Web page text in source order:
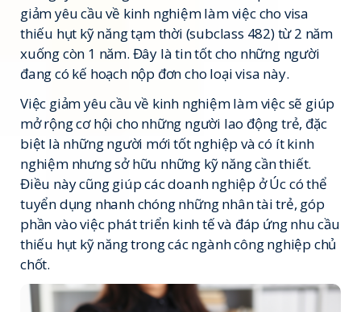
giảm yêu cầu về kinh nghiệm làm việc cho visa
thiếu hụt kỹ năng tạm thời (subclass 482) từ 2 năm
xuống còn 1 năm. Đây là tin tốt cho những người
đang có kế hoạch nộp đơn cho loại visa này.
Việc giảm yêu cầu về kinh nghiệm làm việc sẽ giúp
mở rộng cơ hội cho những người lao động trẻ, đặc
biệt là những người mới tốt nghiệp và có ít kinh
nghiệm nhưng sở hữu những kỹ năng cần thiết.
Điều này cũng giúp các doanh nghiệp ở Úc có thể
tuyển dụng nhanh chóng những nhân tài trẻ, góp
phần vào việc phát triển kinh tế và đáp ứng nhu cầu
thiếu hụt kỹ năng trong các ngành công nghiệp chủ
chốt.